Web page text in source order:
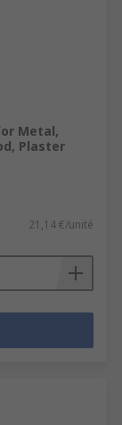
Metal,
Plaster
21,14 €/unité